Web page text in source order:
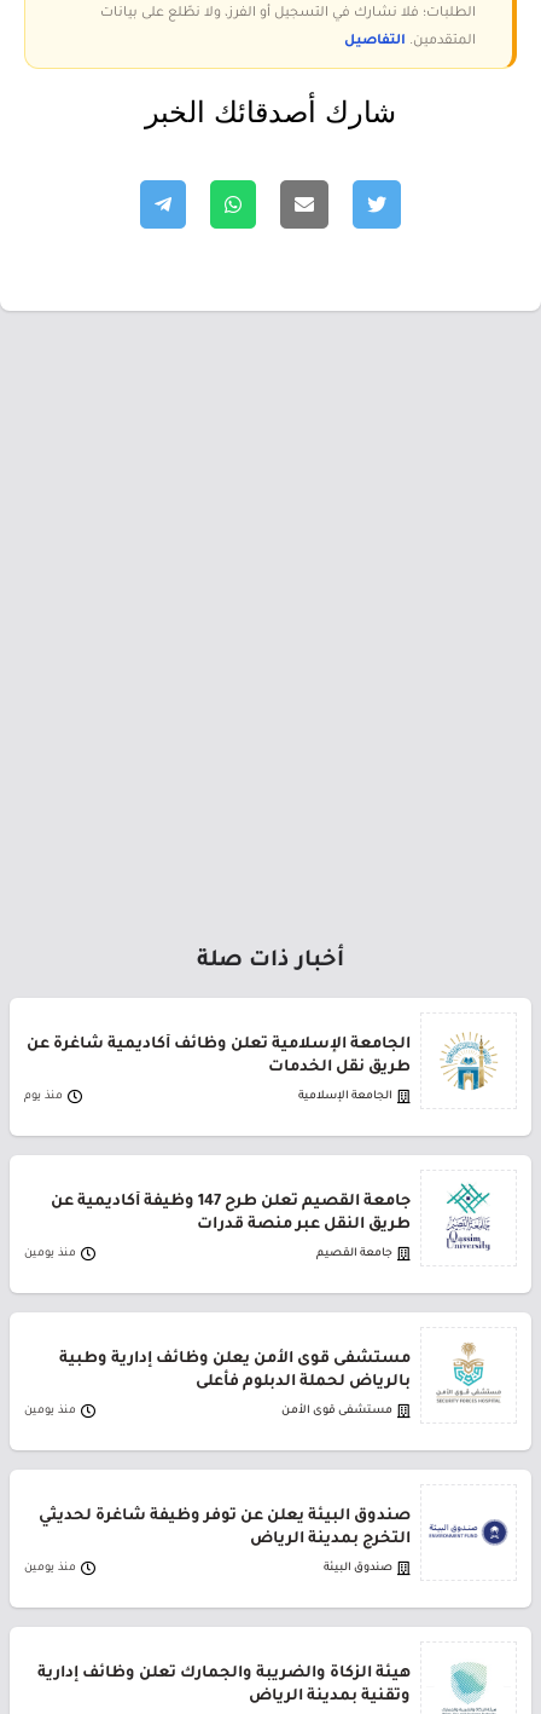
الطلبات؛ فلا نشارك في التسجيل أو الفرز، ولا نطّلع على بيانات
المتقدمين. التفاصيل
شارك أصدقائك الخبر
أخبار ذات صلة
الجامعة الإسلامية تعلن وظائف أكاديمية شاغرة عن
طريق نقل الخدمات
الجامعة الإسلامية منذ يوم
جامعة القصيم تعلن طرح 147 وظيفة أكاديمية عن
طريق النقل عبر منصة قدرات
جامعة القصيم منذ يومين
مستشفى قوى الأمن يعلن وظائف إدارية وطبية
بالرياض لحملة الدبلوم فأعلى
مستشفى قوى الأمن منذ يومين
صندوق البيئة يعلن عن توفر وظيفة شاغرة لحديثي
التخرج بمدينة الرياض
صندوق البيئة منذ يومين
هيئة الزكاة والضريبة والجمارك تعلن وظائف إدارية
وتقنية بمدينة الرياض